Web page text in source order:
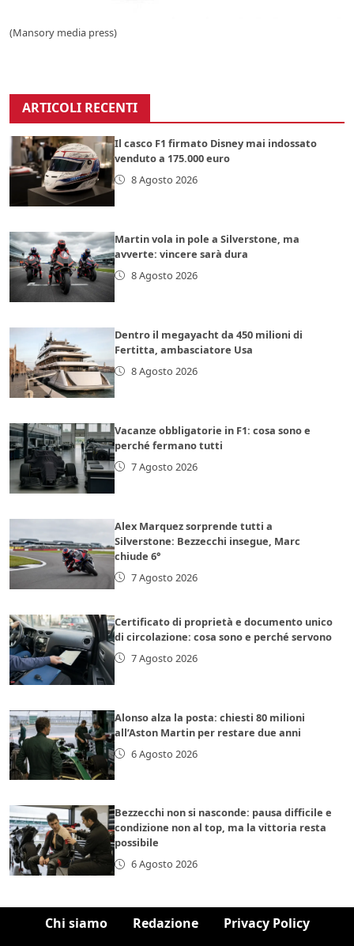
(Mansory media press)
ARTICOLI RECENTI
Il casco F1 firmato Disney mai indossato
venduto a 175.000 euro
8 Agosto 2026
Martin vola in pole a Silverstone, ma
avverte: vincere sarà dura
8 Agosto 2026
Dentro il megayacht da 450 milioni di
Fertitta, ambasciatore Usa
8 Agosto 2026
Vacanze obbligatorie in F1: cosa sono e
perché fermano tutti
7 Agosto 2026
Alex Marquez sorprende tutti a
Silverstone: Bezzecchi insegue, Marc
chiude 6°
7 Agosto 2026
Certificato di proprietà e documento unico
di circolazione: cosa sono e perché servono
7 Agosto 2026
Alonso alza la posta: chiesti 80 milioni
all’Aston Martin per restare due anni
6 Agosto 2026
Bezzecchi non si nasconde: pausa difficile e
condizione non al top, ma la vittoria resta
possibile
6 Agosto 2026
Chi siamo Redazione Privacy Policy